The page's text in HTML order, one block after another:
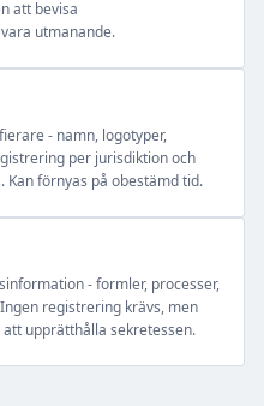
att bevisa
utmanande.
- namn, logotyper,
per jurisdiktion och
Kan förnyas på obestämd tid.
- formler, processer,
registrering krävs, men
upprätthålla sekretessen.